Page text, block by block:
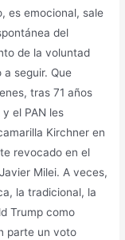
es emocional, sale
del
de la voluntad
seguir. Que
tras 71 años
el PAN les
Kirchner en
revocado en el
Milei. A veces,
la tradicional, la
Trump como
parte un voto